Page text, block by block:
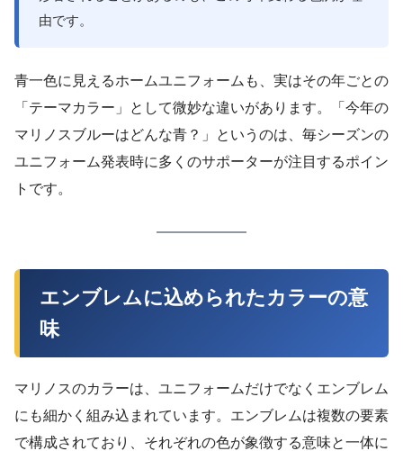
由です。
青一色に見えるホームユニフォームも、実はその年ごとの
「テーマカラー」として微妙な違いがあります。「今年の
マリノスブルーはどんな青？」というのは、毎シーズンの
ユニフォーム発表時に多くのサポーターが注目するポイン
トです。
エンブレムに込められたカラーの意
味
マリノスのカラーは、ユニフォームだけでなくエンブレム
にも細かく組み込まれています。エンブレムは複数の要素
で構成されており、それぞれの色が象徴する意味と一体に